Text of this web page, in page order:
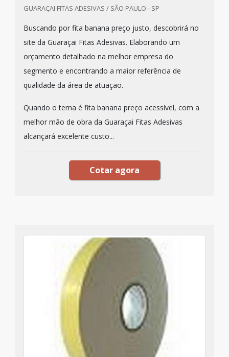
GUARAÇAI FITAS ADESIVAS / SÃO PAULO - SP
Buscando por fita banana preço justo, descobrirá no
site da Guaraçai Fitas Adesivas. Elaborando um
orçamento detalhado na melhor empresa do
segmento e encontrando a maior referência de
qualidade da área de atuação.
Quando o tema é fita banana preço acessível, com a
melhor mão de obra da Guaraçai Fitas Adesivas
alcançará excelente custo...
Cotar agora